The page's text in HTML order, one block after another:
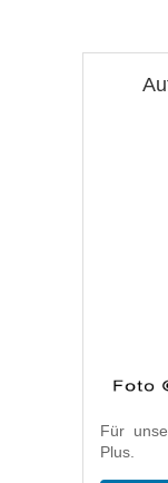
Für
Plus.